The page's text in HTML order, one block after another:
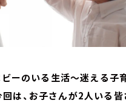
ビーのいる生活～迷える子
は、お子さんが2人いる皆